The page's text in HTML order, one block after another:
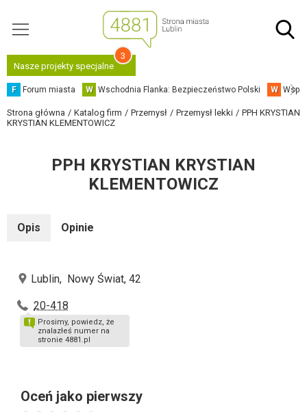
Nasze projekty specjalne
3
F Forum miasta W Wschodnia Flanka: Bezpieczeństwo Polski W
Strona główna Katalog firm Przemysł Przemysł lekki
PPH KRYSTIAN
KRYSTIAN KLEMENTOWICZ
PPH KRYSTIAN KRYSTIAN
KLEMENTOWICZ
Opis Opinie
Lublin, Nowy Świat, 42
20-418
Prosimy, powiedz, że
znalazłeś numer na
stronie 4881.pl
Oceń jako pierwszy